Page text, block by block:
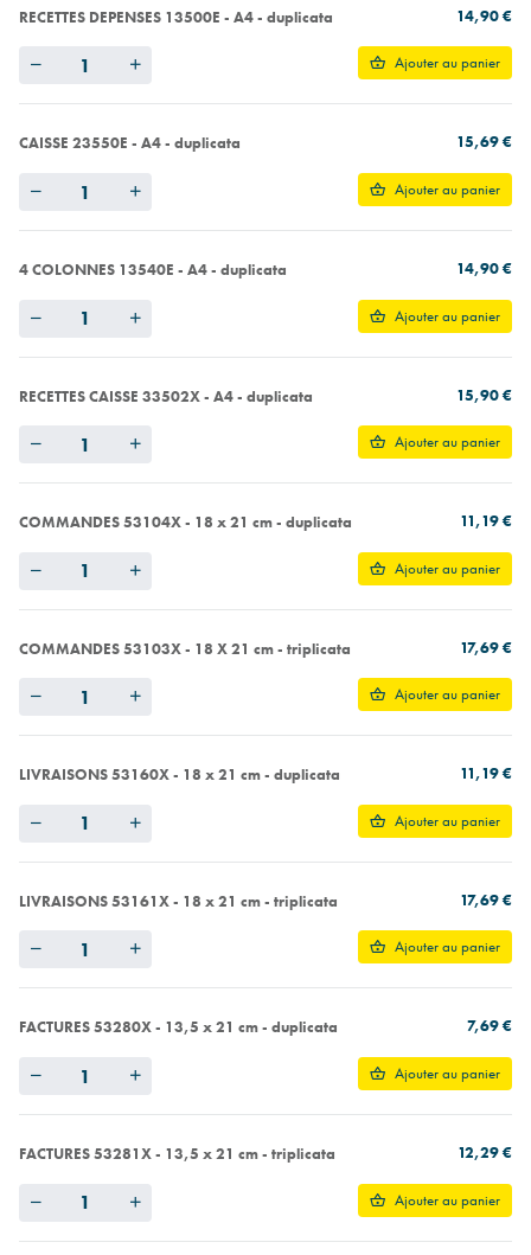
RECETTES DEPENSES 13500E - A4 - duplicata 14,90 €
Ajouter au panier
CAISSE 23550E - A4 - duplicata 15,69 €
Ajouter au panier
4 COLONNES 13540E - A4 - duplicata 14,90 €
Ajouter au panier
RECETTES CAISSE 33502X - A4 - duplicata 15,90 €
Ajouter au panier
COMMANDES 53104X - 18 x 21 cm - duplicata 11,19 €
Ajouter au panier
COMMANDES 53103X - 18 X 21 cm - triplicata 17,69 €
Ajouter au panier
LIVRAISONS 53160X - 18 x 21 cm - duplicata 11,19 €
Ajouter au panier
LIVRAISONS 53161X - 18 x 21 cm - triplicata 17,69 €
Ajouter au panier
FACTURES 53280X - 13,5 x 21 cm - duplicata 7,69 €
Ajouter au panier
FACTURES 53281X - 13,5 x 21 cm - triplicata 12,29 €
Ajouter au panier